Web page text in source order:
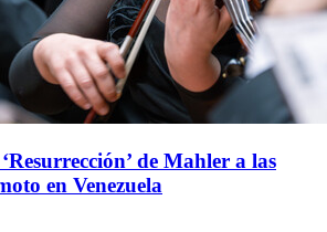
de Mahler a las
en Venezuela